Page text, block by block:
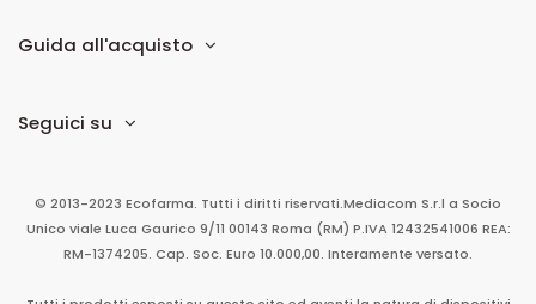
Guida all'acquisto
Seguici su
© 2013-2023 Ecofarma. Tutti i diritti riservati.Mediacom S.r.l a Socio
Unico viale Luca Gaurico 9/11 00143 Roma (RM) P.IVA 12432541006 REA:
RM-1374205. Cap. Soc. Euro 10.000,00. Interamente versato.